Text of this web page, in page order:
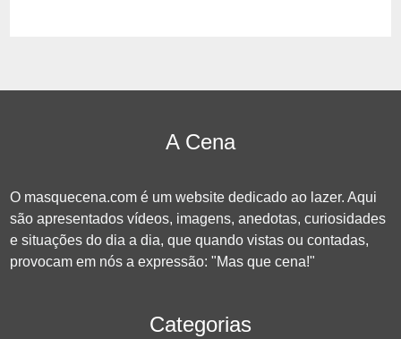
A Cena
O masquecena.com é um website dedicado ao lazer. Aqui
são apresentados vídeos, imagens, anedotas, curiosidades
e situações do dia a dia, que quando vistas ou contadas,
provocam em nós a expressão: "Mas que cena!"
Categorias